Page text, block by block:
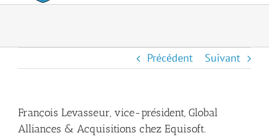
Précédent Suivant
François Levasseur, vice-président, Global
Alliances & Acquisitions chez Equisoft.